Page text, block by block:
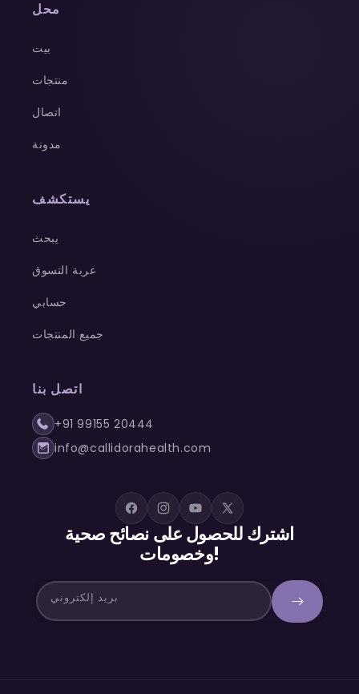
محل
بيت
منتجات
اتصال
مدونة
يستكشف
يبحث
عربة التسوق
حسابي
جميع المنتجات
اتصل بنا
+91 99155 20444
info@callidorahealth.com
اشترك للحصول على نصائح صحية
وخصومات!
بريد إلكتروني
فيسبوكإنستغراميوتيوبتغريد